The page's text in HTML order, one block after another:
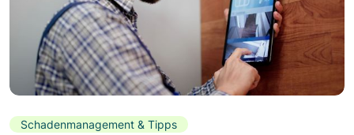
Schadenmanagement & Tipps